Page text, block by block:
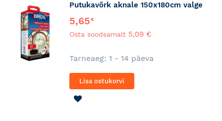
Putukavõrk aknale 150x180cm valge
5,65€
Osta soodsamalt 5,09 €
Tarneaeg: 1 - 14 päeva
Lisa ostukorvi